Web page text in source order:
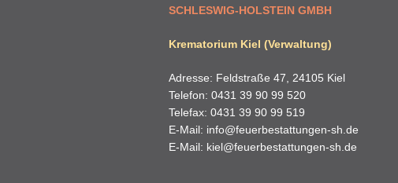
SCHLESWIG-HOLSTEIN GMBH
Krematorium Kiel (Verwaltung)
Adresse: Feldstraße 47, 24105 Kiel
Telefon: 0431 39 90 99 520
Telefax: 0431 39 90 99 519
E-Mail: info@feuerbestattungen-sh.de
E-Mail: kiel@feuerbestattungen-sh.de